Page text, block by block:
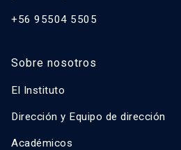
+56 95504 5505
Sobre nosotros
El Instituto
Dirección y Equipo de dirección
Académicos